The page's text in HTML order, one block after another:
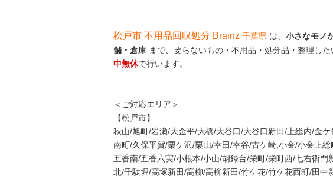
松戸市 不用品回収処分 Brainz 千葉県 は、 小さなモノ
舗・倉庫 まで、要らないもの・不用品・処分品・整理し
中無休で行います。
＜ご対応エリア＞
【松戸市】
秋山/旭町/岩瀬/大金平/大橋/大谷口/大谷口新田/上総内/金
南町/久保平賀/栗ケ沢/栗山/幸田/幸谷/古ケ崎,小金/小金上
五香南/五香六実/小根本/小山/胡録台/栄町/栄町西/七右衛
北/千駄堀/高塚新田/高柳/高柳新田/竹ケ花/竹ケ花西町/田